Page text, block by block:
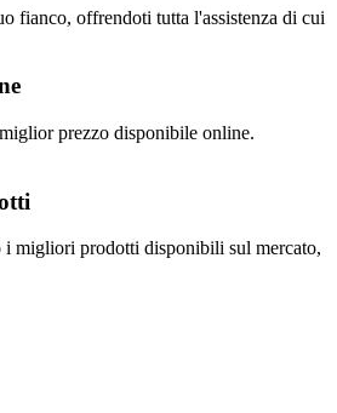
fianco, offrendoti tutta l'assistenza di cui
prezzo disponibile online.
i migliori prodotti disponibili sul mercato,